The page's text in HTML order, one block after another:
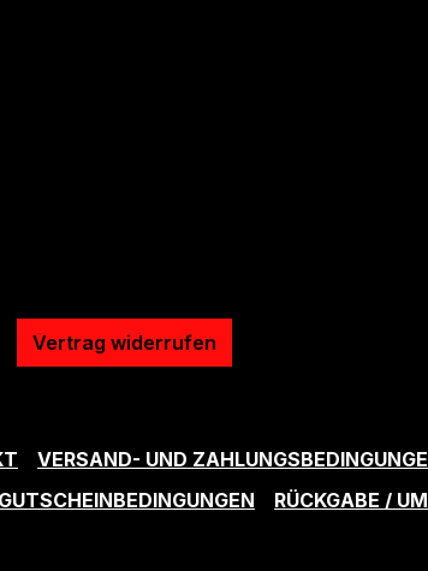
Vertrag widerrufen
VERSAND- UND
GUTSCHEINBEDINGUNGEN RÜCKGABE /